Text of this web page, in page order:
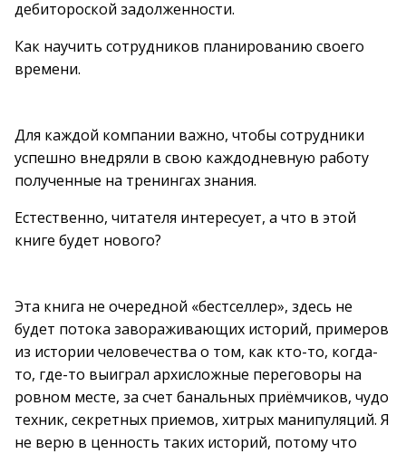
дебитороской задолженности.
Как научить сотрудников планированию своего
времени.
Для каждой компании важно, чтобы сотрудники
успешно внедряли в свою каждодневную работу
полученные на тренингах знания.
Естественно, читателя интересует, а что в этой
книге будет нового?
Эта книга не очередной «бестселлер», здесь не
будет потока завораживающих историй, примеров
из истории человечества о том, как кто-то, когда-
то, где-то выиграл архисложные переговоры на
ровном месте, за счет банальных приёмчиков, чудо
техник, секретных приемов, хитрых манипуляций. Я
не верю в ценность таких историй, потому что